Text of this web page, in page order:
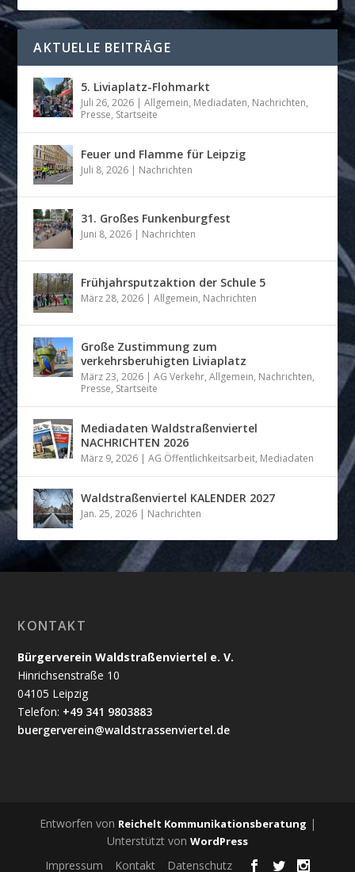
AKTUELLE BEITRÄGE
5. Liviaplatz-Flohmarkt
Juli 26, 2026 |Allgemein, Mediadaten, Nachrichten,
Presse, Startseite
Feuer und Flamme für Leipzig
Juli 8, 2026 | Nachrichten
31. Großes Funkenburgfest
Juni 8, 2026 | Nachrichten
Frühjahrsputzaktion der Schule 5
März 28, 2026 |Allgemein, Nachrichten
Große Zustimmung zum
verkehrsberuhigten Liviaplatz
März 23, 2026 |AG Verkehr,Allgemein, Nachrichten,
Presse, Startseite
Mediadaten Waldstraßenviertel
NACHRICHTEN 2026
März 9, 2026 |AG Öffentlichkeitsarbeit, Mediadaten
Waldstraßenviertel KALENDER 2027
Jan. 25, 2026 | Nachrichten
KONTAKT
Bürgerverein Waldstraßenviertel e. V.
Hinrichsenstraße 10
04105 Leipzig
Telefon: +49 341 9803883
buergerverein@waldstrassenviertel.de
Entworfen von Reichelt Kommunikationsberatung |
Unterstützt von WordPress
Impressum Kontakt Datenschutz